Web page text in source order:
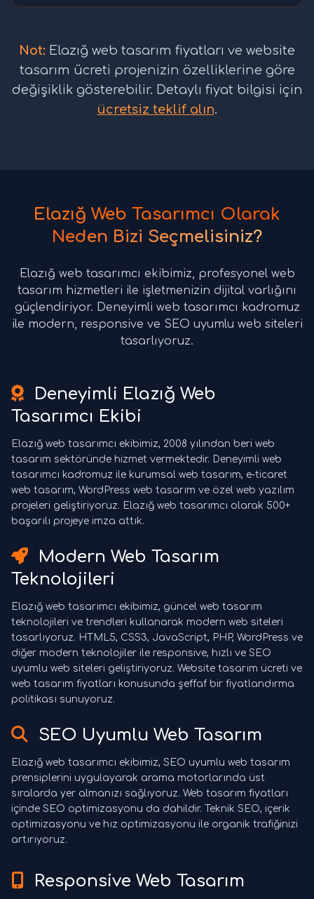
Not: Elazığ web tasarım fiyatları ve website
tasarım ücreti projenizin özelliklerine göre
değişiklik gösterebilir. Detaylı fiyat bilgisi için
ücretsiz teklif alın.
Elazığ Web Tasarımcı Olarak
Neden Bizi Seçmelisiniz?
Elazığ web tasarımcı ekibimiz, profesyonel web
tasarım hizmetleri ile işletmenizin dijital varlığını
güçlendiriyor. Deneyimli web tasarımcı kadromuz
ile modern, responsive ve SEO uyumlu web siteleri
tasarlıyoruz.
Deneyimli Elazığ Web
Tasarımcı Ekibi
Elazığ web tasarımcı ekibimiz, 2008 yılından beri web
tasarım sektöründe hizmet vermektedir. Deneyimli web
tasarımcı kadromuz ile kurumsal web tasarım, e-ticaret
web tasarım, WordPress web tasarım ve özel web yazılım
projeleri geliştiriyoruz. Elazığ web tasarımcı olarak 500+
başarılı projeye imza attık.
Modern Web Tasarım
Teknolojileri
Elazığ web tasarımcı ekibimiz, güncel web tasarım
teknolojileri ve trendleri kullanarak modern web siteleri
tasarlıyoruz. HTML5, CSS3, JavaScript, PHP, WordPress ve
diğer modern teknolojiler ile responsive, hızlı ve SEO
uyumlu web siteleri geliştiriyoruz. Website tasarım ücreti ve
web tasarım fiyatları konusunda şeffaf bir fiyatlandırma
politikası sunuyoruz.
SEO Uyumlu Web Tasarım
Elazığ web tasarımcı ekibimiz, SEO uyumlu web tasarım
prensiplerini uygulayarak arama motorlarında üst
sıralarda yer almanızı sağlıyoruz. Web tasarım fiyatları
içinde SEO optimizasyonu da dahildir. Teknik SEO, içerik
optimizasyonu ve hız optimizasyonu ile organik trafiğinizi
artırıyoruz.
Responsive Web Tasarım